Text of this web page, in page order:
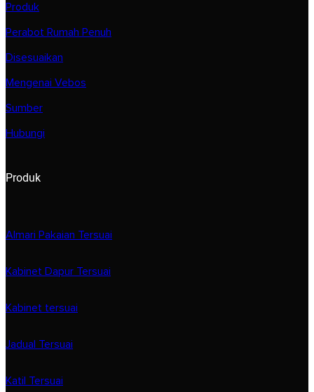
Produk
Perabot Rumah Penuh
Disesuaikan
Mengenai Vebos
Sumber
Hubungi
Produk
Almari Pakaian Tersuai
Kabinet Dapur Tersuai
Kabinet tersuai
Jadual Tersuai
Katil Tersuai